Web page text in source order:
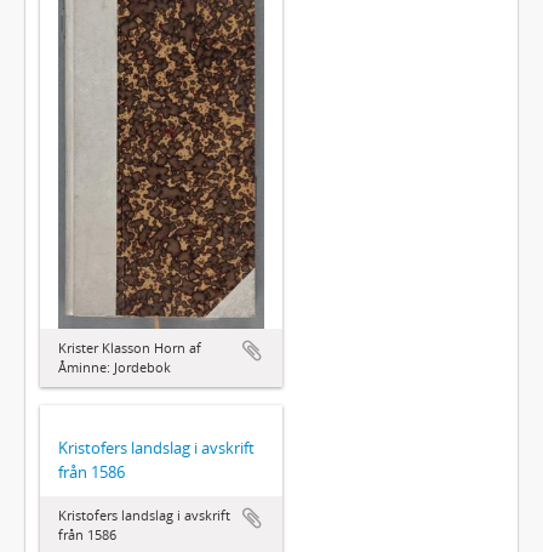
Krister Klasson Horn af
Åminne: Jordebok
Kristofers landslag i avskrift
från 1586
Kristofers landslag i avskrift
från 1586